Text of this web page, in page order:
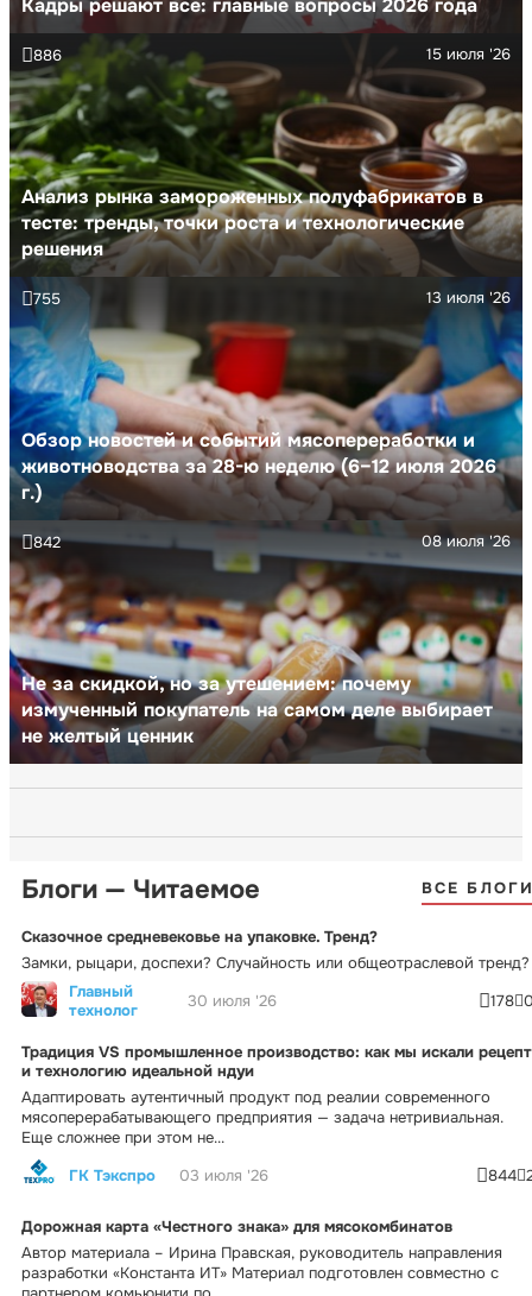
Кадры решают все: главные вопросы 2026 года
Анализ рынка замороженных полуфабрикатов в
тесте: тренды, точки роста и технологические
решения
15 июля '26
886
Обзор новостей и событий мясопереработки и
животноводства за 28-ю неделю (6–12 июля 2026
г.)
13 июля '26
755
Не за скидкой, но за утешением: почему
измученный покупатель на самом деле выбирает
не желтый ценник
08 июля '26
842
Блоги — Читаемое ВСЕ
Сказочное средневековье на упаковке. Тренд?
Замки, рыцари, доспехи? Случайность или общеотраслевой тренд?
Главный
технолог
30 июля '26 178
Традиция VS промышленное производство: как мы искали рецепт
и технологию идеальной ндуи
Адаптировать аутентичный продукт под реалии современного
мясоперерабатывающего предприятия — задача нетривиальная.
Еще сложнее при этом не...
ГК Тэкспро
03 июля '26 844
Дорожная карта «Честного знака» для мясокомбинатов
Автор материала – Ирина Правская, руководитель направления
разработки «Константа ИТ» Материал подготовлен совместно с